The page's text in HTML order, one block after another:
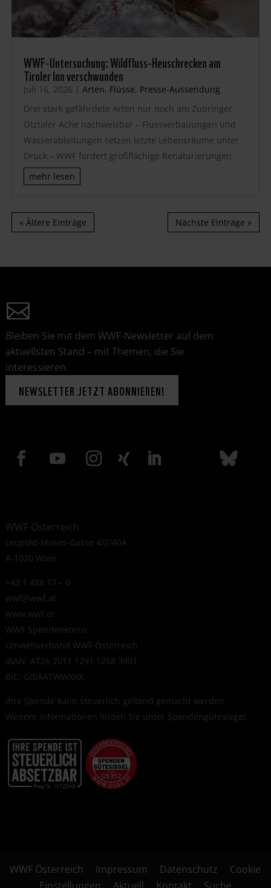
WWF-Untersuchung: Wildfluss-Heuschrecken am
Tiroler Inn verschwunden
Juli 16, 2026 | Arten, Flüsse, Presse-Aussendung
Drei stark gefährdete Arten nur noch am Zubringer
Ötztaler Ache nachweisbar – Flussverbauungen und
Wasserableitungen setzen letzte Lebensräume unter
Druck – WWF fordert großflächige Renaturierungen
mehr lesen
« Ältere Einträge Nächste Einträge »
Bleiben Sie mit dem WWF-Newsletter auf dem
aktuellsten Stand – mit Themen, die Sie
interessieren.
NEWSLETTER JETZT ABONNIEREN!
WWF Österreich
Leopold-Moses-Gasse 4/2/40A
A-1020 Wien
+43 1 488 17 – 0
wwf@wwf.at
www.wwf.at
WWF Spendenkonto
Umweltverband WWF Österreich
IBAN: AT26 2011 1291 1268 3901
BIC: GIBAATWWXXX
Ihre Spende kann steuerlich geltend gemacht werden.
Weitere Informationen finden Sie unter Spendengütesiegel.
WWF Österreich Impressum Datenschutz
Cookie
Einstellungen
Aktuell Kontakt Suche